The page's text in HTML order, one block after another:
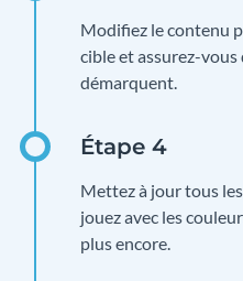
Modifiez le contenu
cible et assurez-vous
démarquent.
Mettez à jour tous
jouez avec les
plus encore.